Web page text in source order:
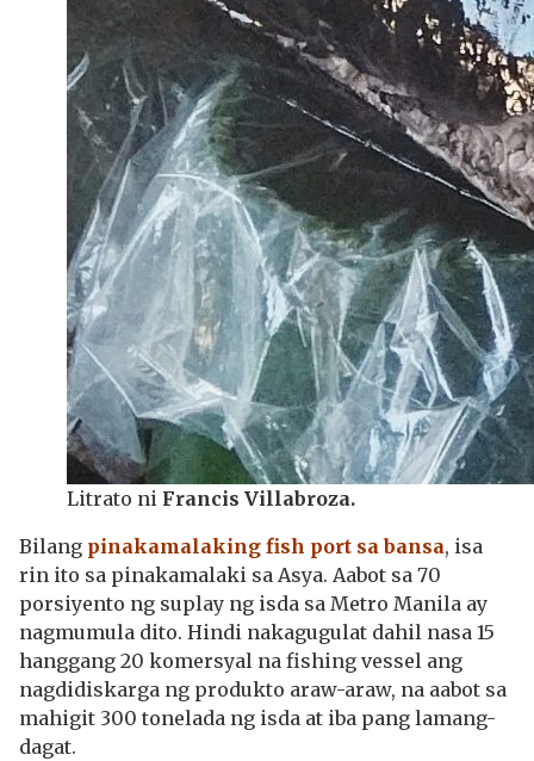
Litrato ni Francis Villabroza.
Bilang pinakamalaking fish port sa bansa, isa
rin ito sa pinakamalaki sa Asya. Aabot sa 70
porsiyento ng suplay ng isda sa Metro Manila ay
nagmumula dito. Hindi nakagugulat dahil nasa 15
hanggang 20 komersyal na fishing vessel ang
nagdidiskarga ng produkto araw-araw, na aabot sa
mahigit 300 tonelada ng isda at iba pang lamang-
dagat.